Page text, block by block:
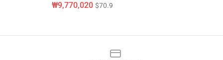
₩9,770,020 $70.9